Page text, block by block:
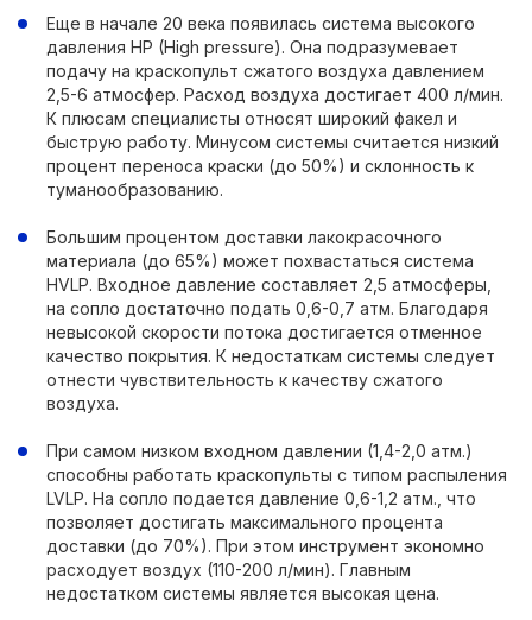
Еще в начале 20 века появилась система высокого
давления HP (High pressure). Она подразумевает
подачу на краскопульт сжатого воздуха давлением
2,5-6 атмосфер. Расход воздуха достигает 400 л/мин.
К плюсам специалисты относят широкий факел и
быструю работу. Минусом системы считается низкий
процент переноса краски (до 50%) и склонность к
туманообразованию.
Большим процентом доставки лакокрасочного
материала (до 65%) может похвастаться система
HVLP. Входное давление составляет 2,5 атмосферы,
на сопло достаточно подать 0,6-0,7 атм. Благодаря
невысокой скорости потока достигается отменное
качество покрытия. К недостаткам системы следует
отнести чувствительность к качеству сжатого
воздуха.
При самом низком входном давлении (1,4-2,0 атм.)
способны работать краскопульты с типом распыления
LVLP. На сопло подается давление 0,6-1,2 атм., что
позволяет достигать максимального процента
доставки (до 70%). При этом инструмент экономно
расходует воздух (110-200 л/мин). Главным
недостатком системы является высокая цена.